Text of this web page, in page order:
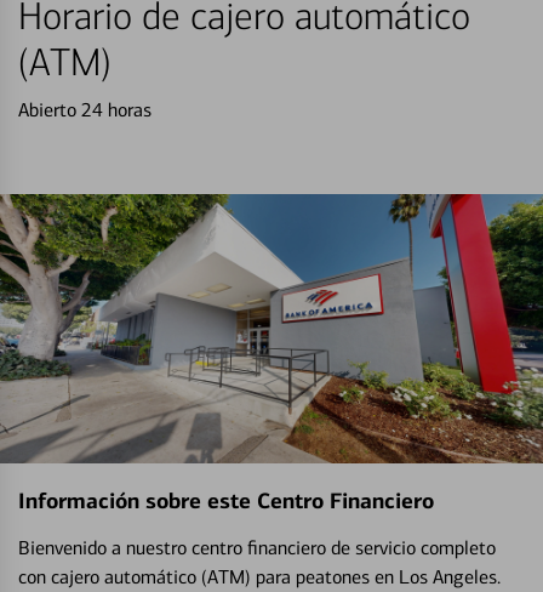
Horario de cajero automático
(ATM)
Abierto 24 horas
Información sobre este Centro Financiero
Bienvenido a nuestro centro financiero de servicio completo
con cajero automático (ATM) para peatones en Los Angeles.